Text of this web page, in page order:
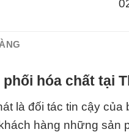
hóa chất tại
là đối tác tin cậy
hàng những